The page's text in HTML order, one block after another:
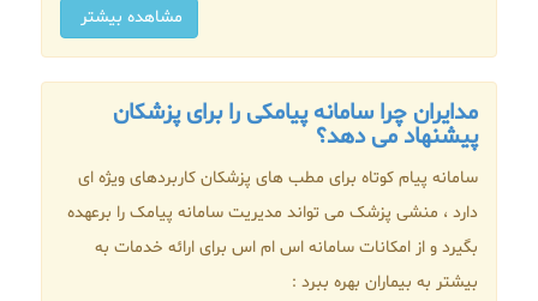
مشاهده بیشتر
مدایران چرا سامانه پیامکی را برای پزشکان
پیشنهاد می دهد؟
سامانه پیام کوتاه برای مطب های پزشکان کاربردهای ویژه ای
دارد ، منشی پزشک می تواند مدیریت سامانه پیامک را برعهده
بگیرد و از امکانات سامانه اس ام اس برای ارائه خدمات به
بیشتر به بیماران بهره ببرد :